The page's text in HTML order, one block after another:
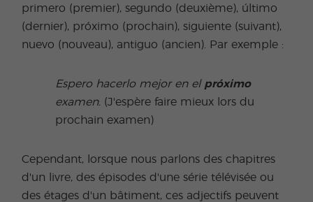
primero (premier), segundo (deuxième), último
(dernier), próximo (prochain), siguiente (suivant),
nuevo (nouveau), antiguo (ancien). Par exemple :
Espero hacerlo mejor en el próximo
examen. (J'espère faire mieux lors du
prochain examen)
Cependant, lorsque nous parlons des chapitres
d'un livre, des épisodes d'une série télévisée ou
des étages d'un bâtiment, ces adjectifs peuvent